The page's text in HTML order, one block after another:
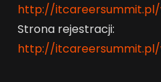
http://
Strona rejestracji:
http://itcareersummit.pl/